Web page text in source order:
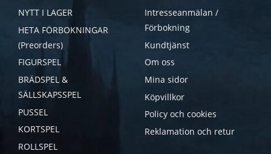
NYTT I LAGER
HETA FÖRBOKNINGAR
(Preorders)
FIGURSPEL
BRÄDSPEL &
SÄLLSKAPSSPEL
PUSSEL
KORTSPEL
ROLLSPEL
Intresseanmälan /
Förbokning
Kundtjänst
Om oss
Mina sidor
Köpvillkor
Policy och cookies
Reklamation och retur